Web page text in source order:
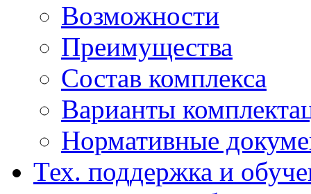
Возможности
Преимущества
Состав комплекса
Варианты
Нормативные
Тех. поддержка и